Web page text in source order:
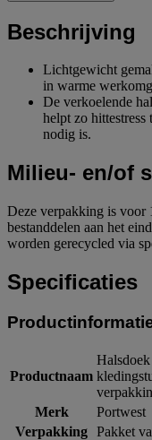
Beschrijving
Lichtgewicht
in warme
De verkoelende
helpt zo hittestress
nodig is.
Milieu- en/of
Deze verpakking is voor
bestanddelen aan het
worden gerecycled via
Specificaties
Productnaam
Merk
Portwest
Verpakking Pakket